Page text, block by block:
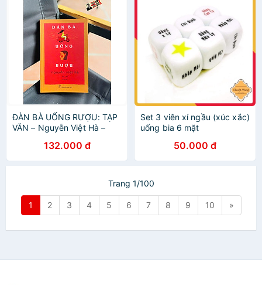
ĐÀN BÀ UỐNG RƯỢU: TẠP
VĂN – Nguyễn Việt Hà –
132.000 đ
Set 3 viên xí ngầu (xúc xắc)
uống bia 6 mặt
50.000 đ
Trang 1/100
1 2 3 4 5 6 7 8 9 10 »